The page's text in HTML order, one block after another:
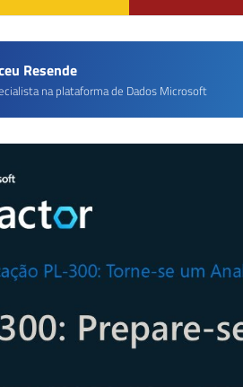
Resende
na plataforma de Dados Microsoft